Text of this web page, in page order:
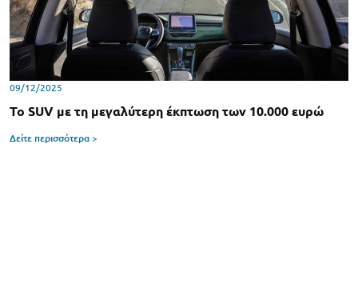
09/12/2025
To SUV με τη μεγαλύτερη έκπτωση των 10.000 ευρώ
Δείτε περισσότερα >